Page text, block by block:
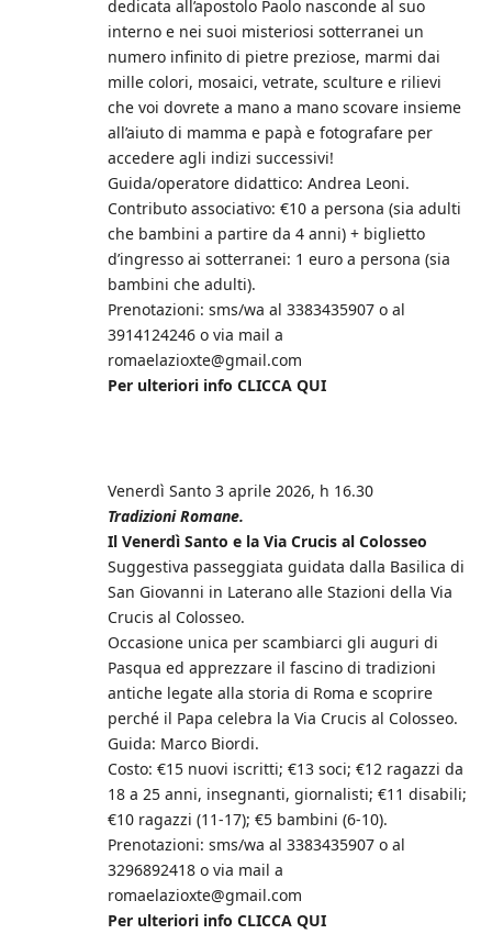
dedicata all’apostolo Paolo nasconde al suo
interno e nei suoi misteriosi sotterranei un
numero infinito di pietre preziose, marmi dai
mille colori, mosaici, vetrate, sculture e rilievi
che voi dovrete a mano a mano scovare insieme
all’aiuto di mamma e papà e fotografare per
accedere agli indizi successivi!
Guida/operatore didattico: Andrea Leoni.
Contributo associativo: €10 a persona (sia adulti
che bambini a partire da 4 anni) + biglietto
d’ingresso ai sotterranei: 1 euro a persona (sia
bambini che adulti).
Prenotazioni: sms/wa al 3383435907 o al
3914124246 o via mail a
romaelazioxte@gmail.com
Per ulteriori info CLICCA QUI
Venerdì Santo 3 aprile 2026, h 16.30
Tradizioni Romane.
Il Venerdì Santo e la Via Crucis al Colosseo
Suggestiva passeggiata guidata dalla Basilica di
San Giovanni in Laterano alle Stazioni della Via
Crucis al Colosseo.
Occasione unica per scambiarci gli auguri di
Pasqua ed apprezzare il fascino di tradizioni
antiche legate alla storia di Roma e scoprire
perché il Papa celebra la Via Crucis al Colosseo.
Guida: Marco Biordi.
Costo: €15 nuovi iscritti; €13 soci; €12 ragazzi da
18 a 25 anni, insegnanti, giornalisti; €11 disabili;
€10 ragazzi (11-17); €5 bambini (6-10).
Prenotazioni: sms/wa al 3383435907 o al
3296892418 o via mail a
romaelazioxte@gmail.com
Per ulteriori info CLICCA QUI